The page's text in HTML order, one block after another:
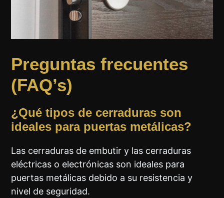
Preguntas frecuentes
(FAQ’s)
¿Qué tipos de cerraduras son
ideales para puertas metálicas?
Las cerraduras de embutir y las cerraduras
eléctricas o electrónicas son ideales para
puertas metálicas debido a su resistencia y
nivel de seguridad.